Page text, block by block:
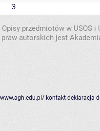
3
Opisy przedmiotów w USOS
praw autorskich jest
kontakt deklaracja